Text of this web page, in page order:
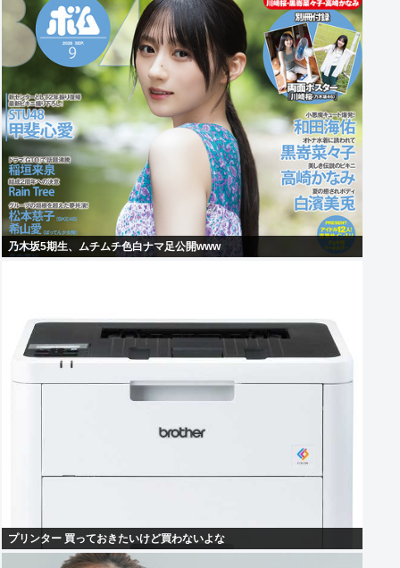
乃木坂5期生、ムチムチ色白ナマ足公開www
プリンター 買っておきたいけど買わないよな